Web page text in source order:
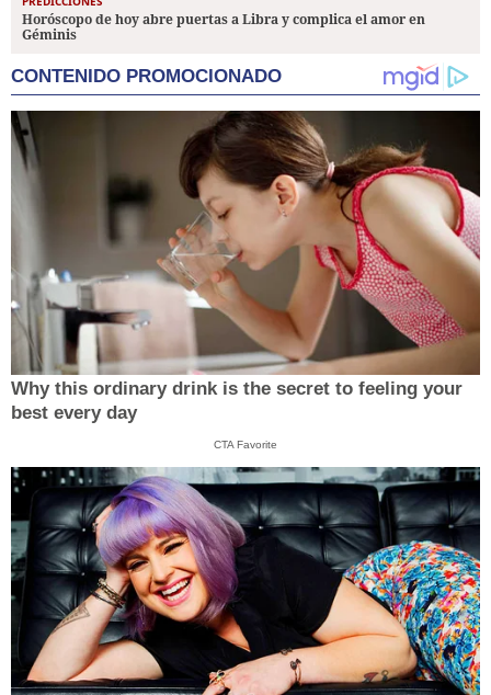
Horóscopo de hoy abre puertas a Libra y complica el amor en
Géminis
CONTENIDO PROMOCIONADO
Why this ordinary drink is the secret to feeling your
best every day
CTA Favorite